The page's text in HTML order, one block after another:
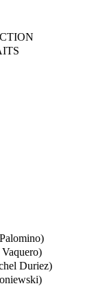
Duriez)